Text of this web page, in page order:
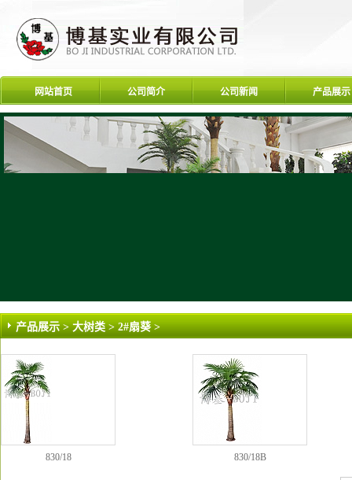
网站首页 公司简介 公司新闻 产品展示
产品展示>大树类 >2#扇葵 >
830/18 830/18B